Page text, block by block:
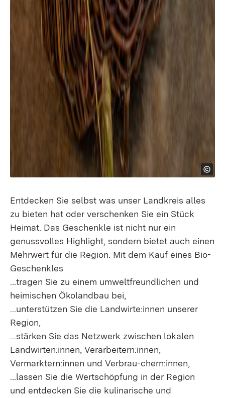
Entdecken Sie selbst was unser Landkreis alles
zu bieten hat oder verschenken Sie ein Stück
Heimat. Das Geschenkle ist nicht nur ein
genussvolles Highlight, sondern bietet auch einen
Mehrwert für die Region. Mit dem Kauf eines Bio-
Geschenkles
…tragen Sie zu einem umweltfreundlichen und
heimischen Ökolandbau bei,
…unterstützen Sie die Landwirte:innen unserer
Region,
…stärken Sie das Netzwerk zwischen lokalen
Landwirten:innen, Verarbeitern:innen,
Vermarktern:innen und Verbrau-chern:innen,
…lassen Sie die Wertschöpfung in der Region
und entdecken Sie die kulinarische und